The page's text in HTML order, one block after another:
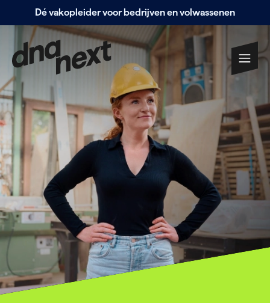
Navigatie
overslaan
Dé vakopleider voor bedrijven en volwassenen